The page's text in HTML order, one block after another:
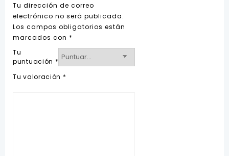
Tu dirección de correo
electrónico no será publicada.
Los campos obligatorios están
marcados con *
Tu
puntuación *
Tu valoración *